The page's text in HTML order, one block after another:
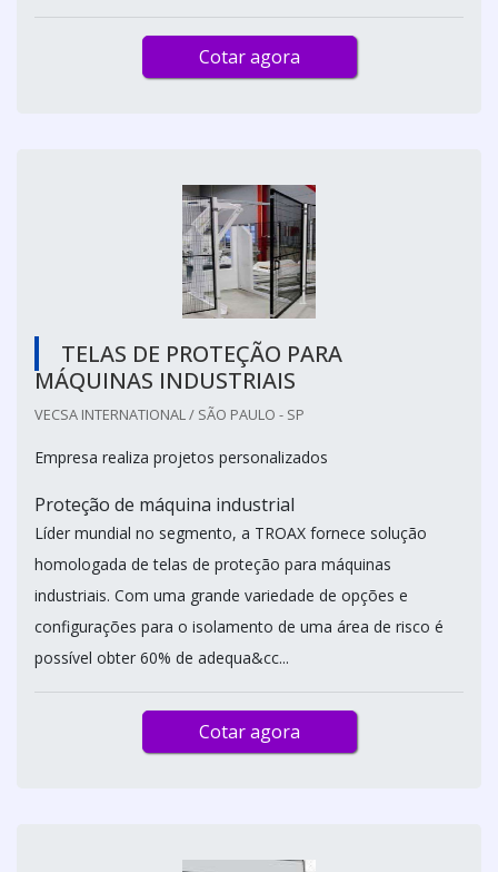
Cotar agora
TELAS DE PROTEÇÃO PARA
MÁQUINAS INDUSTRIAIS
VECSA INTERNATIONAL / SÃO PAULO - SP
Empresa realiza projetos personalizados
Proteção de máquina industrial
Líder mundial no segmento, a TROAX fornece solução
homologada de telas de proteção para máquinas
industriais. Com uma grande variedade de opções e
configurações para o isolamento de uma área de risco é
possível obter 60% de adequa&cc...
Cotar agora